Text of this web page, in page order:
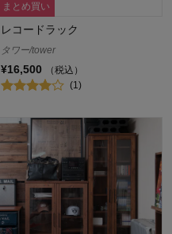
まとめ買い
レコードラック
タワー/tower
¥16,500
（税込）
(1)